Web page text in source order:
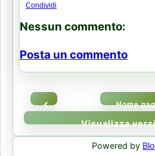
Condividi
Nessun commento:
Posta un commento
‹ Home
Visualizza
Powered by